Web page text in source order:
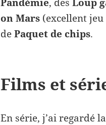
on Mars (excellent
dePaquet de chips.
Films et
En série, j’ai regardé